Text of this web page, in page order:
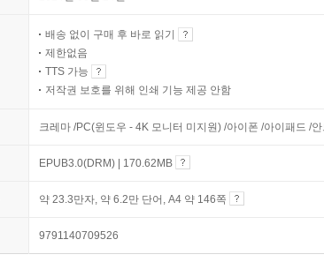
배송 없이 구매 후 바로 읽기
제한없음
TTS 가능
저작권 보호를 위해 인쇄 기능 제공 안함
크레마 /PC(윈도우 - 4K 모니터 미지원) /아이폰 /아이패드 /
EPUB3.0(DRM) | 170.62MB
약 23.3만자, 약 6.2만 단어, A4 약 146쪽
9791140709526